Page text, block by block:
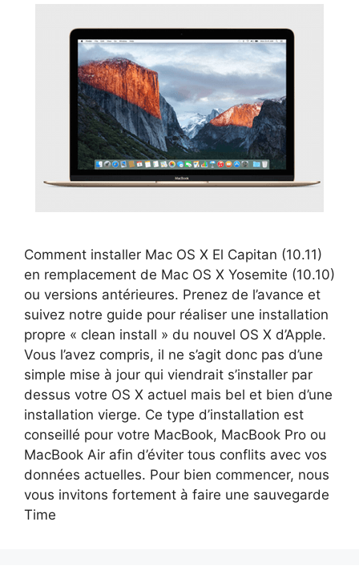
Comment installer Mac OS X El Capitan (10.11)
en remplacement de Mac OS X Yosemite (10.10)
ou versions antérieures. Prenez de l’avance et
suivez notre guide pour réaliser une installation
propre « clean install » du nouvel OS X d’Apple.
Vous l’avez compris, il ne s’agit donc pas d’une
simple mise à jour qui viendrait s’installer par
dessus votre OS X actuel mais bel et bien d’une
installation vierge. Ce type d’installation est
conseillé pour votre MacBook, MacBook Pro ou
MacBook Air afin d’éviter tous conflits avec vos
données actuelles. Pour bien commencer, nous
vous invitons fortement à faire une sauvegarde
Time